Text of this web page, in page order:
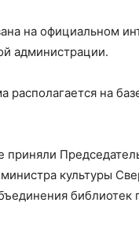
на официальном
администрации.
располагается на
приняли
культуры
библиотек